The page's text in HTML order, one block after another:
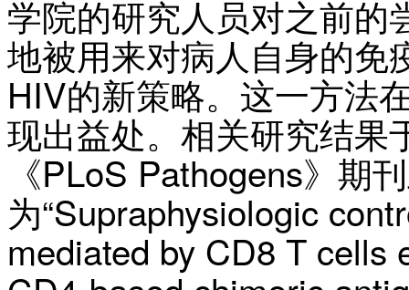
学院的研究人员对之前的
地被用来对病人自身的免
HIV的新策略。这一方法
现出益处。相关研究结果
《PLoS Pathogens》期
为“Supraphysiologic
mediated by CD8 T cells